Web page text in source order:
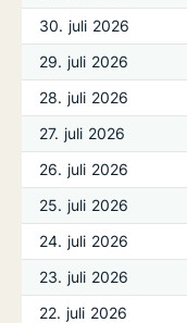
30. juli 2026
29. juli 2026
28. juli 2026
27. juli 2026
26. juli 2026
25. juli 2026
24. juli 2026
23. juli 2026
22. juli 2026